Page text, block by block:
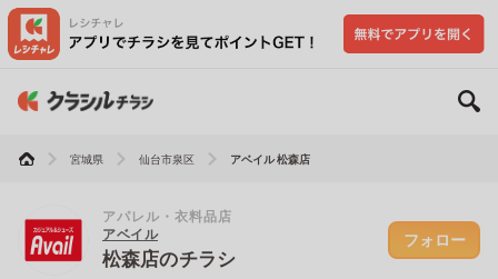
宮城県 仙台市泉区 アベイル 松森店
アパレル・衣料品店
アベイル
松森店のチラシ
フォロー